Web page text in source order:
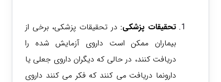
تحقیقات پزشکی: در تحقیقات پزشکی، برخی از
بیماران ممکن است داروی آزمایش شده را
دریافت کنند، در حالی که دیگران داروی جعلی یا
دارونما دریافت می کنند که فکر می کنند داروی